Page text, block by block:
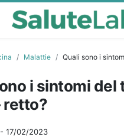
Malattie Quali sono i sintomi
i sintomi del
retto?
- 17/02/2023